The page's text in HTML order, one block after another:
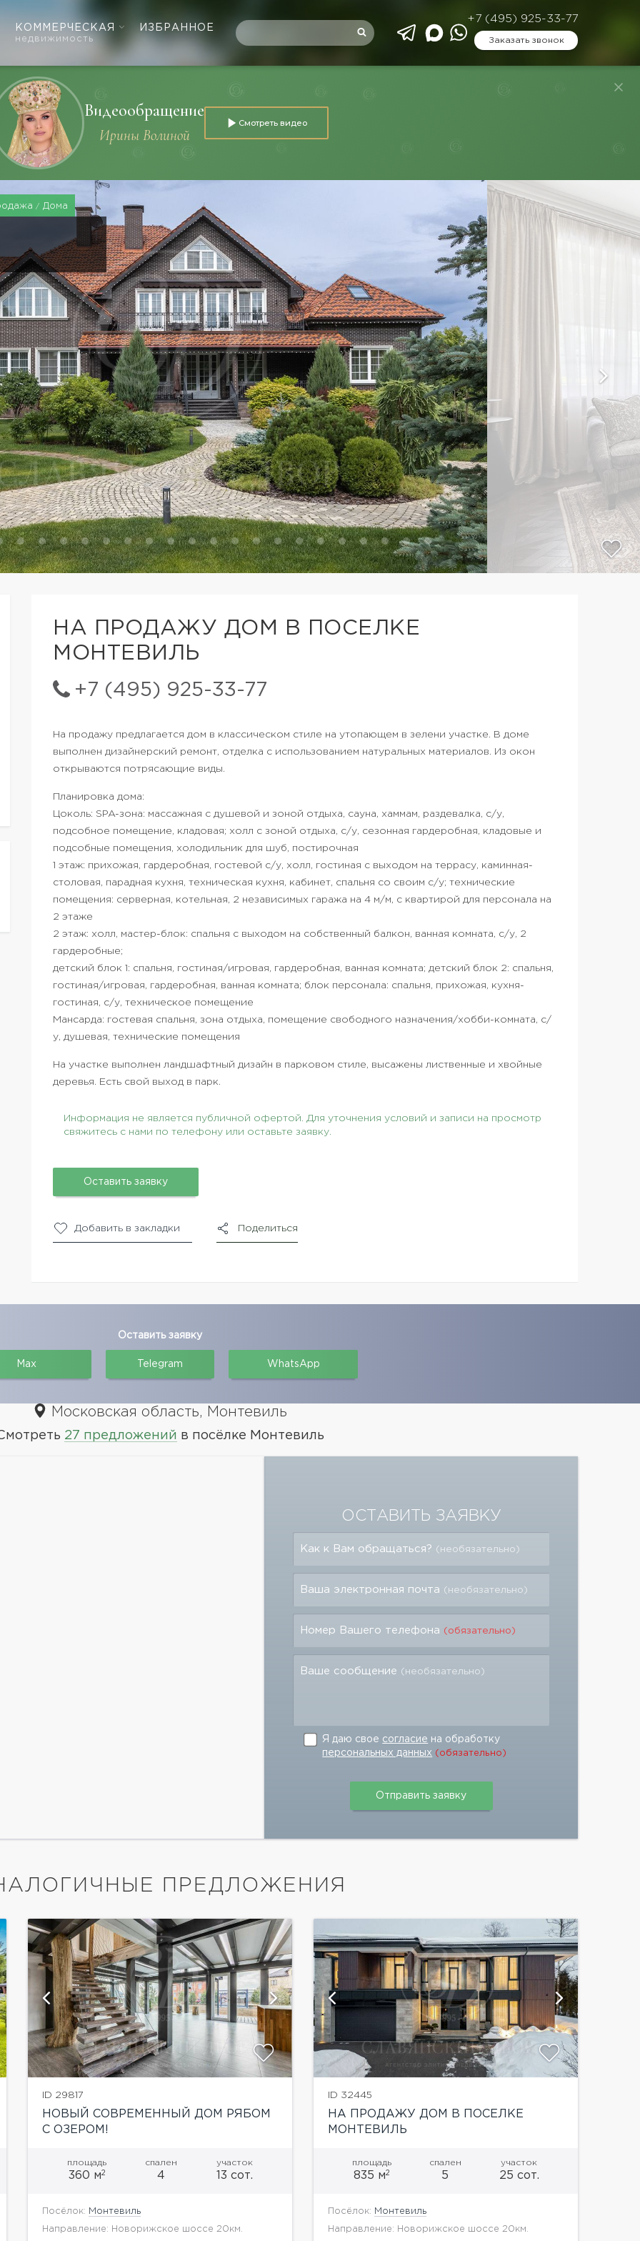
КОММЕРЧЕСКАЯ
недвижимость
ИЗБРАННОЕ
+7 (495) 925-33-77
Заказать звонок
Видеообращение
Ирины Волиной
Смотреть видео
Дома
НА ПРОДАЖУ ДОМ В ПОСЕЛКЕ
МОНТЕВИЛЬ
+7 (495) 925-33-77
На продажу предлагается дом в классическом стиле на утопающем в зелени участке. В доме
выполнен дизайнерский ремонт, отделка с использованием натуральных материалов. Из окон
открываются потрясающие виды.
Планировка дома:
Цоколь: SPA-зона: массажная с душевой и зоной отдыха, сауна, хаммам, раздевалка, с/у,
подсобное помещение, кладовая; холл с зоной отдыха, с/у, сезонная гардеробная, кладовые и
подсобные помещения, холодильник для шуб, постирочная
1 этаж: прихожая, гардеробная, гостевой с/у, холл, гостиная с выходом на террасу, каминная-
столовая, парадная кухня, техническая кухня, кабинет, спальня со своим с/у; технические
помещения: серверная, котельная, 2 независимых гаража на 4 м/м, с квартирой для персонала на
2 этаже
2 этаж: холл, мастер-блок: спальня с выходом на собственный балкон, ванная комната, с/у, 2
гардеробные;
детский блок 1: спальня, гостиная/игровая, гардеробная, ванная комната; детский блок 2: спальня,
гостиная/игровая, гардеробная, ванная комната; блок персонала: спальня, прихожая, кухня-
гостиная, с/у, техническое помещение
Мансарда: гостевая спальня, зона отдыха, помещение свободного назначения/хобби-комната, с/
у, душевая, технические помещения
На участке выполнен ландшафтный дизайн в парковом стиле, высажены лиственные и хвойные
деревья. Есть свой выход в парк.
Информация не является публичной офертой. Для уточнения условий и записи на просмотр
свяжитесь с нами по телефону или оставьте заявку.
Оставить заявку
Добавить в закладки Поделиться
Оставить заявку
Max Telegram WhatsApp
Московская область, Монтевиль
27 предложений в посёлке Монтевиль
ОСТАВИТЬ ЗАЯВКУ
Как к Вам обращаться? (необязательно)
Ваша электронная почта (необязательно)
Номер Вашего телефона (обязательно)
Ваше сообщение (необязательно)
Я даю свое согласие на обработку
персональных данных (обязательно)
ПРЕДЛОЖЕНИЯ
ID 29817
НОВЫЙ СОВРЕМЕННЫЙ ДОМ РЯБОМ
С ОЗЕРОМ!
площадь
360 м2
спален
4
участок
13 сот.
Посёлок: Монтевиль
Направление: Новорижское шоссе 20км.
показать ещё 35 фотографий
ID 32445
НА ПРОДАЖУ ДОМ В ПОСЕЛКЕ
МОНТЕВИЛЬ
площадь
835 м2
спален
5
участок
25 сот.
Посёлок: Монтевиль
Направление: Новорижское шоссе 20км.